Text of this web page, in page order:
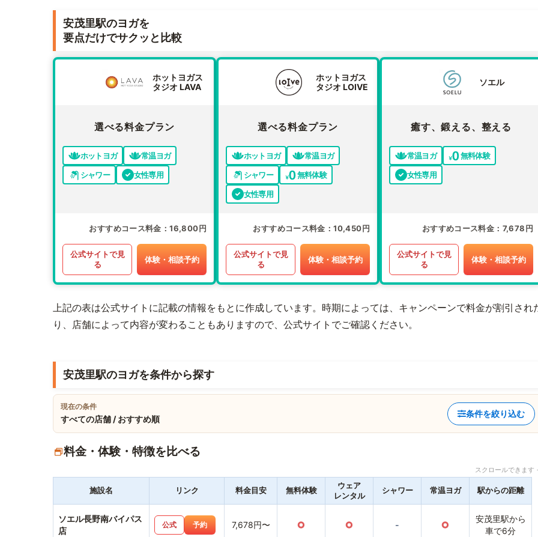
安茂里駅のヨガを
要点だけでサクッと比較
ホットヨガス
タジオ LAVA
選べる料金プラン
ホットヨガ
常温ヨガ
シャワー
女性専用
おすすめコース料金 16,800円
公式サイトで見
る
体験・相談予約
ホットヨガス
タジオ LOIVE
選べる料金プラン
ホットヨガ
常温ヨガ
シャワー
無料体験
女性専用
おすすめコース料金 10,450円
公式サイトで見
る
体験・相談予約
ソエル
癒す、鍛える、整える
常温ヨガ
無料体験
女性専用
おすすめコース料金 7,678円
公式サイトで見
る
体験・相談予約
上記の表は公式サイトに記載の情報をもとに作成しています。時期によっては、キャンペーンで料金が割引され
り、店舗によって内容が変わることもありますので、公式サイトでご確認ください。
安茂里駅のヨガを条件から探す
現在の条件
すべての店舗 / おすすめ順
条件を絞り込む
料金・体験・特徴を比べる
スクロールできま
施設名 リンク 料金目安 無料体験
ウェア
レンタル
シャワー 常温ヨガ 駅からの距離
ソエル長野南バイパス
店
公式 予約 7,678円〜 ○ ○ - ○
安茂里駅から
車で6分